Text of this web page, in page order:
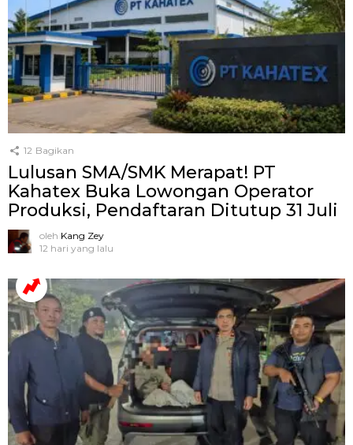
12 Bagikan
Lulusan SMA/SMK Merapat! PT
Kahatex Buka Lowongan Operator
Produksi, Pendaftaran Ditutup 31 Juli
oleh Kang Zey
12 hari yang lalu